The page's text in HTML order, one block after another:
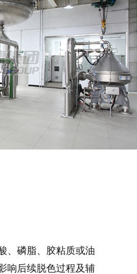
、磷脂、胶粘质或油
响后续脱色过程及辅